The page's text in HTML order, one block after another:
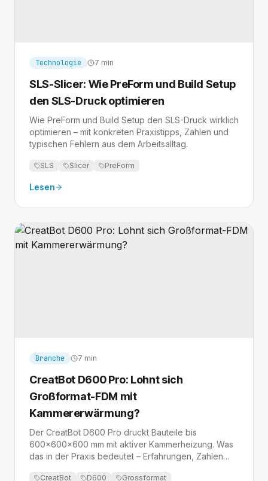
Technologie 7 min
SLS-Slicer: Wie PreForm und Build Setup
den SLS-Druck optimieren
Wie PreForm und Build Setup den SLS-Druck wirklich
optimieren – mit konkreten Praxistipps, Zahlen und
typischen Fehlern aus dem Arbeitsalltag.
SLS Slicer PreForm
Lesen
Branche 7 min
CreatBot D600 Pro: Lohnt sich
Großformat-FDM mit
Kammererwärmung?
Der CreatBot D600 Pro druckt Bauteile bis
600×600×600 mm mit aktiver Kammerheizung. Was
das in der Praxis bedeutet – Erfahrungen, Zahlen
CreatBot D600 Grossformat